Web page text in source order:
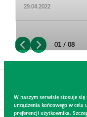
29.04.2022
01 / 08
W naszym serwisie stosuje
urządzenia końcowego w
preferencji użytkownika.